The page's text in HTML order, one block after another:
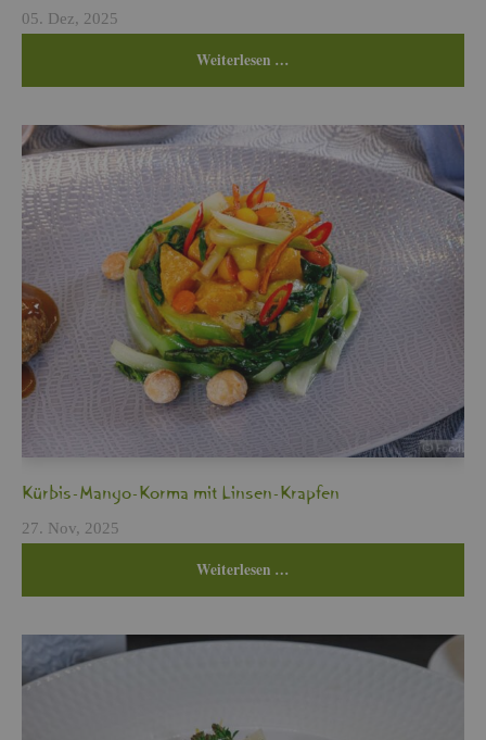
05. Dez, 2025
Wei­ter­le­sen …
Kür­bis-Mango-Korma mit Lin­sen-Krap­fen
27. Nov, 2025
Wei­ter­le­sen …